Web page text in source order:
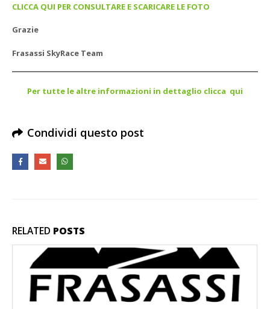
CLICCA QUI PER CONSULTARE E SCARICARE LE FOTO
Grazie
Frasassi SkyRace Team
Per tutte le altre informazioni in dettaglio clicca qui
Condividi questo post
RELATED POSTS